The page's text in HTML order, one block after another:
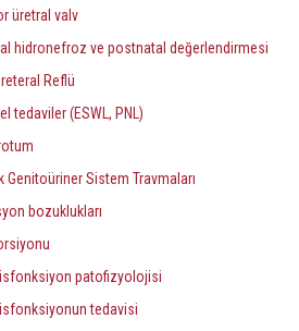
üretral valv
hidronefroz ve postnatal değerlendirmesi
Reflü
tedaviler (ESWL, PNL)
Genitoüriner Sistem Travmaları
bozuklukları
patofizyolojisi
tedavisi